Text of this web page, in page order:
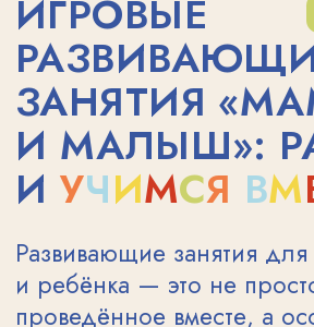
развитие речи, памяти, внимания
и восприятия. Через специально
подобранные упражнения, игры
и элементы ранней педагогики малыш
учится познавать мир, устанавливать
причинно-следственные связи
и взаимодействовать с окружающей
средой.